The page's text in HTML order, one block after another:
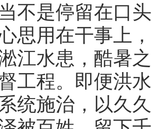
不是停留在口
思用在干事上
江水患，酷暑
工程。即便洪
统施治，以久